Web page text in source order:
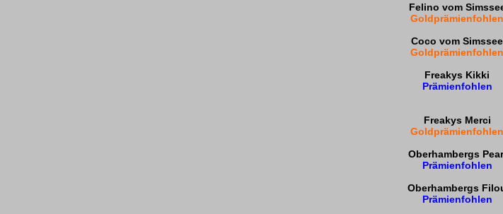
Felino vom
Goldprämienfohlen
Coco vom Simssee
Goldprämienfohlen
Freakys Kikki
Prämienfohlen
Freakys Merci
Goldprämienfohlen
Oberhambergs
Prämienfohlen
Oberhambergs
Prämienfohlen